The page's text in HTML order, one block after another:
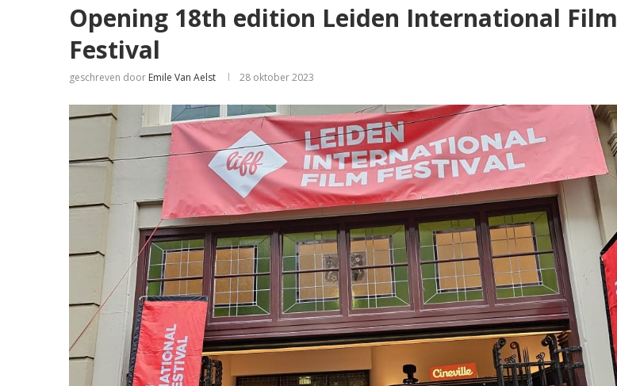
Opening 18th edition Leiden International Film
Festival
geschreven door Emile Van Aelst 28 oktober 2023